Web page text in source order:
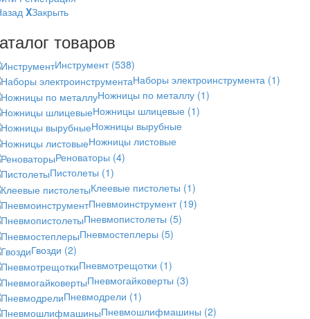
XЗакрыть
товаров
Инструмент (538)
Наборы электроинструмента (1)
Ножницы по металлу (1)
Ножницы шлицевые (1)
Ножницы вырубные
Ножницы листовые
Реноваторы (4)
Пистолеты (1)
Клеевые пистолеты (1)
Пневмоинструмент (19)
Пневмопистолеты (5)
Пневмостеплеры (5)
Гвозди (2)
Пневмотрещотки (1)
Пневмогайковерты (3)
Пневмодрели (1)
Пневмошлифмашины (2)